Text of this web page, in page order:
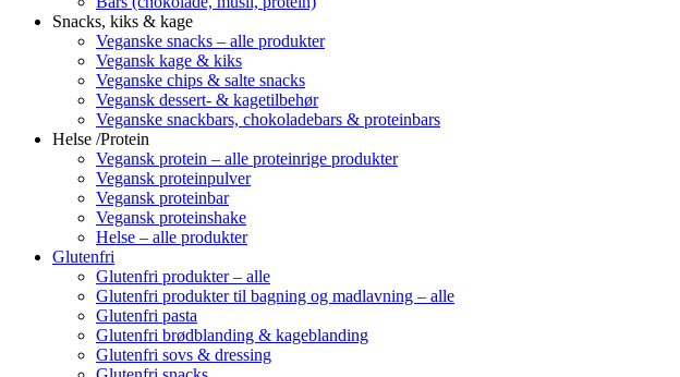
Snacks, kiks & kage
Veganske snacks – alle produkter
Vegansk kage & kiks
Veganske chips & salte snacks
Vegansk dessert- & kagetilbehør
Veganske snackbars, chokoladebars & proteinbars
Helse /Protein
Vegansk protein – alle proteinrige produkter
Vegansk proteinpulver
Vegansk proteinbar
Vegansk proteinshake
Helse – alle produkter
Glutenfri
Glutenfri produkter – alle
Glutenfri produkter til bagning og madlavning – alle
Glutenfri pasta
Glutenfri brødblanding & kageblanding
Glutenfri sovs & dressing